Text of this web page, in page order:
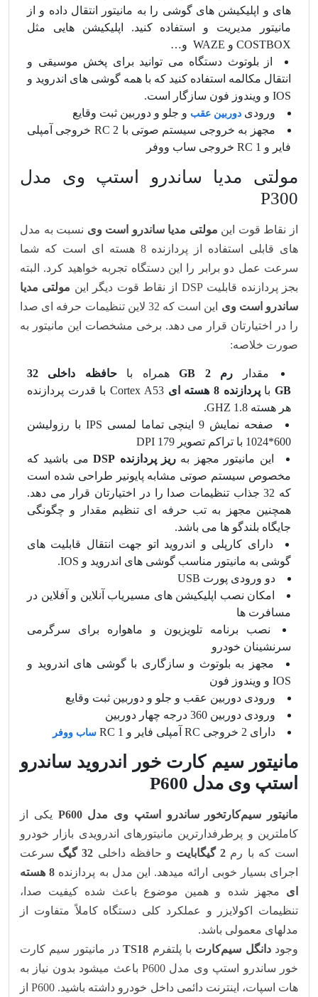
های و اپلیکیشن های گوشی را به مانیتور انتقال داده و از
مانیتور مدیریت و استفاده کنید. اپلیکیشن هایی مثل
COSTBOX و WAZE و…
از بلوتوث دستگاه می توانید برای پخش موسیقی و
انتقال مکالمه استفاده کنید که با همه گوشی های اندروید و
IOS و ویندوز فون سازگار است.
ورودی دوربین عقب و جلو و دوربین ثبت وقایع
مجهز به خروجی سیستم صوتی با 2 RC خروجی آمپلی
فایر و 1 RC خروجی ساب ووفر
مولتی مدیا ساندرو استپ وی مدل
P300
از نقاط قوت این مولتی مدیا ساندرو است وی نسبت به مدل
های قابلی استفاده از پردازنده 8 هسته ای است که شما
سرعت عمل دو برابر را این دستگاه تجربه خواهید کرد. البته
بجز پردازنده قابلیت DSP از نقاط قوت دیگر این
مولتی مدیا
ساندرو است وی
این است که 32 لاین تنظیمات حرفه ای صدا
را در اختیارتان قرار می دهد. برخی مشخصات این مانیتور به
صورت خلاصه:
مقدار رم 2 GB همراه با
حافظه داخلی 32
GBباپردازنده 8 هسته ای
Cortex A53 با قدرت پردازنده
هر هسته 1.8 GHZ.
صفحه نمایش 9 اینچی تماما لمسی IPS با رزولیشن
600*1024 با تراکم تصویر 179 DPI
این مانیتور مجهز به ریز پردازنده DSP
می باشید که
مخصوص سیستم صوتی مشابه پایونیر طراحی شده است
که 32 جذاب تنظیمات صدا را در اختیارتان قرار می دهد.
همچنین مجهز به تب حرفه ای تنظیم مقدار و چگونگی
جایگاه بلندگو ها می باشد.
دارای کارپلی و اندروید اتو جهت انتقال قابلیت های
گوشی به مانیتور مناسب گوشی های اندروید و IOS.
دو ورودی پورت USB
امکان نصب اپلیکیشن های مسیریاب آنلاین و آفلاین در
مسافرت ها
نصب برنامه تلویزیون و ماهواره برای سرگرمی
سرنشینان خودرو
مجهز به بلوتوث و سازگاری با گوشی های اندروید و
IOS و ویندوز فون
ورودی دوربین عقب و جلو و دوربین ثبت وقایع
ورودی دوربین 360 درجه چهار دوربین
دارای 2 خروجی RC آمپلی فایر و 1 RC
ساب ووفر
مانیتور سیم کارت خور اندروید ساندرو
استپ وی مدل P600
مانیتور سیم‌کارتخور ساندرو استپ وی مدل P600
یکی از
کاملترین و پرطرفدارترین مانیتورهای اندرویدی بازار خودرو
است که با رم 2 گیگابایت و حافظه داخلی 32 گیگ
سرعت
اجرای بسیار خوبی ارائه میدهد. این مدل به پردازنده
8 هسته‌
ای مجهز شده و همین موضوع باعث شده کیفیت صدا،
تنظیمات اکولایزر و عملکرد کلی دستگاه کاملاً متفاوت از
مدلهای معمولی باشد.
وجوددانگل سیم‌کارت با پلتفرم TS18در مانیتور سیم کارت
خور ساندرو استپ وی مدل P600 باعث میشود بدون نیاز به
هات‌ اسپات، اینترنت دائمی داخل خودرو داشته باشید. P600 از